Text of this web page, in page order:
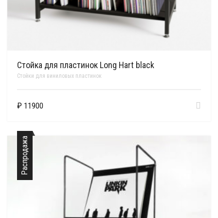
Стойка для пластинок Long Hart black
Стойки для виниловых пластинок
₽ 11900
Распродажа